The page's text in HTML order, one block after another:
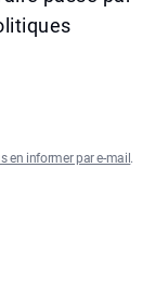
en informer par e-mail .